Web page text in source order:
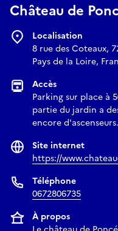
Château de
Localisation
8 rue des Coteaux,
Pays de la Loire,
Accès
Parking sur place à
partie du jardin a
encore d'ascenseurs.
Site internet
https://
Téléphone
0672806735
À propos